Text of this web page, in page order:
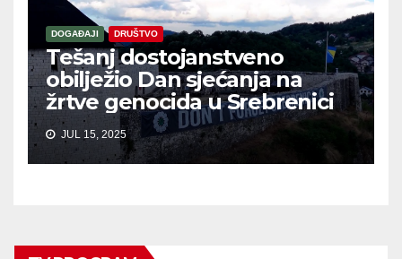
DOGAĐAJI DRUŠTVO
Tešanj dostojanstveno
obilježio Dan sjećanja na
žrtve genocida u Srebrenici
JUL 15, 2025